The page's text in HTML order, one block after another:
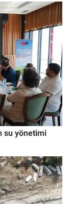
su yönetimi